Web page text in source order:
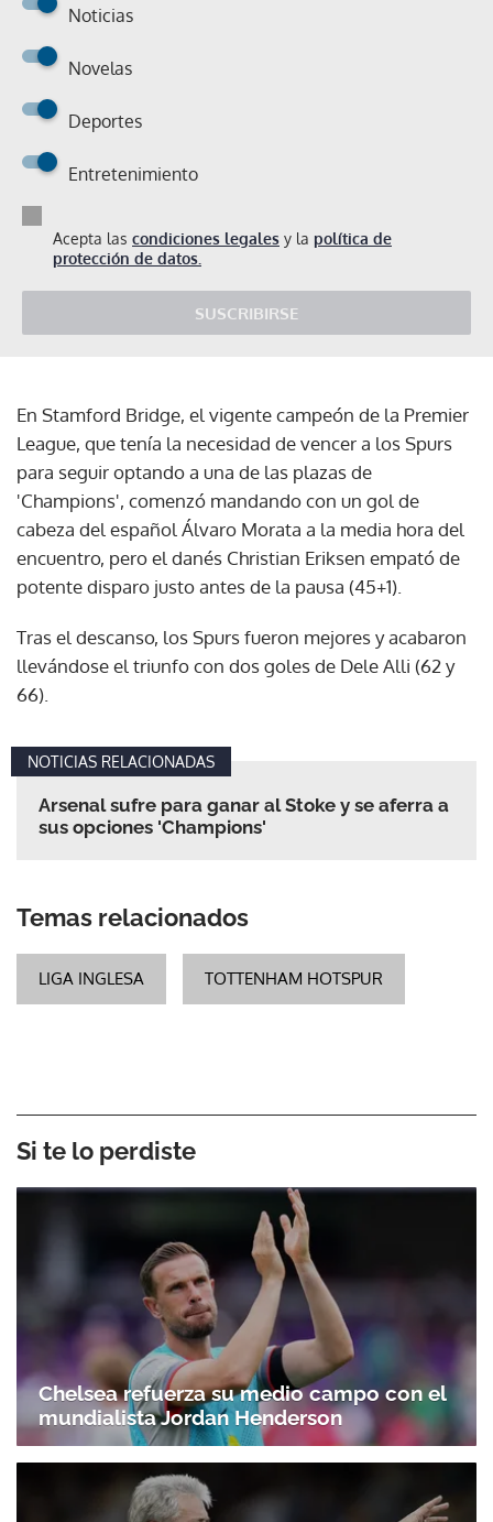
Noticias
Novelas
Deportes
Entretenimiento
Acepta las condiciones legales y la política de
protección de datos.
SUSCRIBIRSE
En Stamford Bridge, el vigente campeón de la Premier
League, que tenía la necesidad de vencer a los Spurs
para seguir optando a una de las plazas de
'Champions', comenzó mandando con un gol de
cabeza del español Álvaro Morata a la media hora del
encuentro, pero el danés Christian Eriksen empató de
potente disparo justo antes de la pausa (45+1).
Tras el descanso, los Spurs fueron mejores y acabaron
llevándose el triunfo con dos goles de Dele Alli (62 y
66).
NOTICIAS RELACIONADAS
Arsenal sufre para ganar al Stoke y se aferra a
sus opciones 'Champions'
Temas relacionados
LIGA INGLESA TOTTENHAM HOTSPUR
Si te lo perdiste
Chelsea refuerza su medio campo con el
mundialista Jordan Henderson